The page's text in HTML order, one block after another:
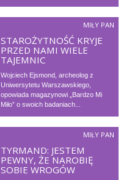
MIŁY PAN
STAROŻYTNOŚĆ KRYJE
PRZED NAMI WIELE
TAJEMNIC
Wojciech Ejsmond, archeolog z
Uniwersytetu Warszawskiego,
opowiada magazynowi „Bardzo Mi
Miło” o swoich badaniach...
MIŁY PAN
TYRMAND: JESTEM
PEWNY, ŻE NAROBIĘ
SOBIE WROGÓW